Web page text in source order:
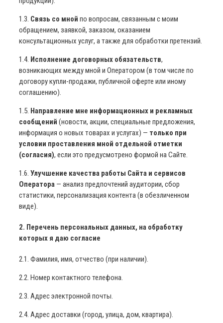
1.3. Связь со мной по вопросам, связанным с моим
обращением, заявкой, заказом, оказанием
консультационных услуг, а также для обработки претензий.
1.4. Исполнение договорных обязательств,
возникающих между мной и Оператором (в том числе по
договору купли-продажи, публичной оферте или иному
соглашению).
1.5. Направление мне информационных и рекламных
сообщений (новости, акции, специальные предложения,
информация о новых товарах и услугах) — только при
условии проставления мной отдельной отметки
(согласия), если это предусмотрено формой на Сайте.
1.6. Улучшение качества работы Сайта и сервисов
Оператора — анализ предпочтений аудитории, сбор
статистики, персонализация контента (в обезличенном
виде).
2. Перечень персональных данных, на обработку
которых я даю согласие
2.1. Фамилия, имя, отчество (при наличии).
2.2. Номер контактного телефона.
2.3. Адрес электронной почты.
2.4. Адрес доставки (город, улица, дом, квартира).